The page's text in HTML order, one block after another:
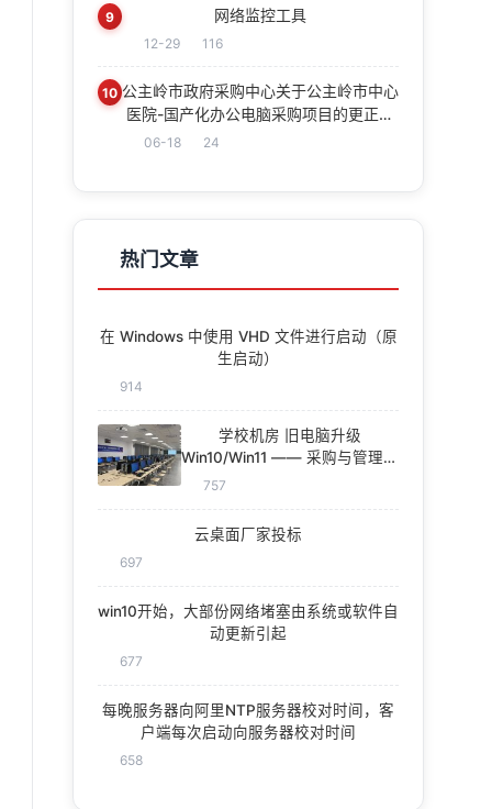
9 网络监控工具
12-29 116
10 公主岭市政府采购中心关于公主岭市中心
医院-国产化办公电脑采购项目的更正公
06-18 24
热门文章
在 Windows 中使用 VHD 文件进行启动（原
生启动）
914
学校机房 旧电脑升级
Win10/Win11 —— 采购与管理一
757
云桌面厂家投标
697
win10开始，大部份网络堵塞由系统或软件自
动更新引起
677
每晚服务器向阿里NTP服务器校对时间，客
户端每次启动向服务器校对时间
658